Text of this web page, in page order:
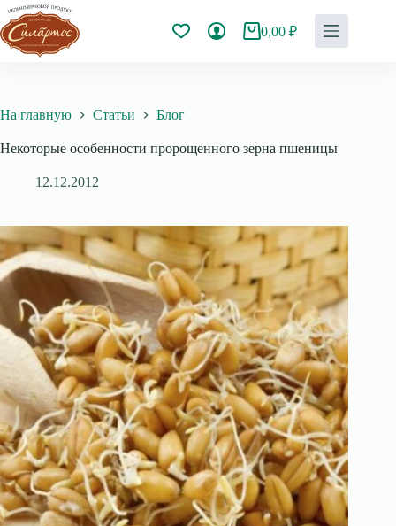
Перейти
к
сути
Корзина
0,00₽
На главную Статьи Блог
Некоторые особенности пророщенного зерна пшеницы
12.12.2012